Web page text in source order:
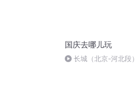
国庆去哪儿玩
长城（北京-河北段）